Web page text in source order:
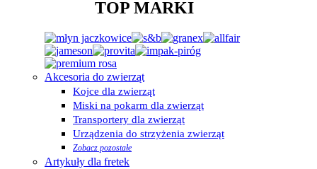
TOP MARKI
Akcesoria do zwierząt
Kojce dla zwierząt
Miski na pokarm dla zwierząt
Transportery dla zwierząt
Urządzenia do strzyżenia zwierząt
Zobacz pozostałe
Artykuły dla fretek